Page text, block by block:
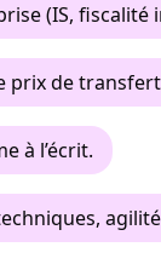
(IS,
prix de
à l’écrit.